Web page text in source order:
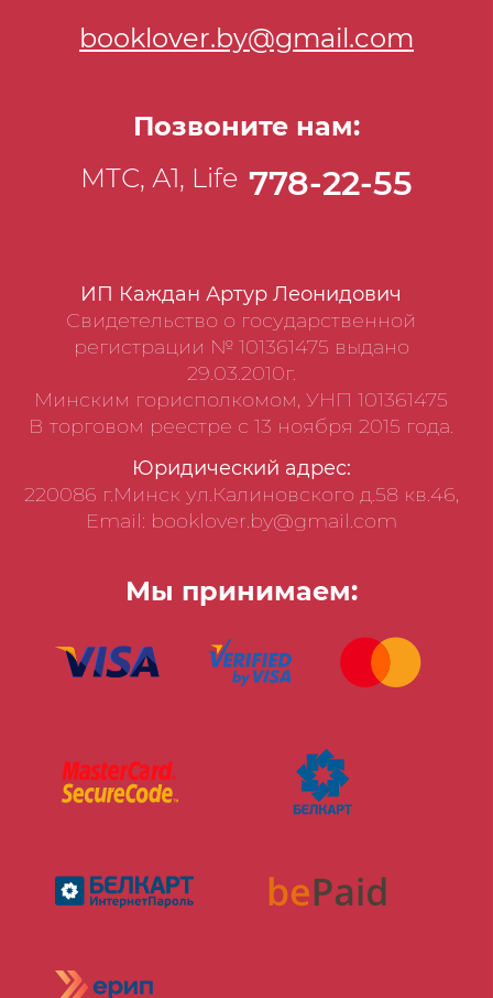
ИП Каждан Артур Леонидович
Свидетельство о государственной
регистрации № 101361475 выдано
29.03.2010г.
Минским горисполкомом, УНП 101361475
В торговом реестре с 13 ноября 2015 года.
Юридический адрес:
220086 г.Минск ул.Калиновского д.58 кв.46,
Email: booklover.by@gmail.com
Мы принимаем:
booklover.by@gmail.com
Позвоните нам:
МТС, А1, Life 778-22-55